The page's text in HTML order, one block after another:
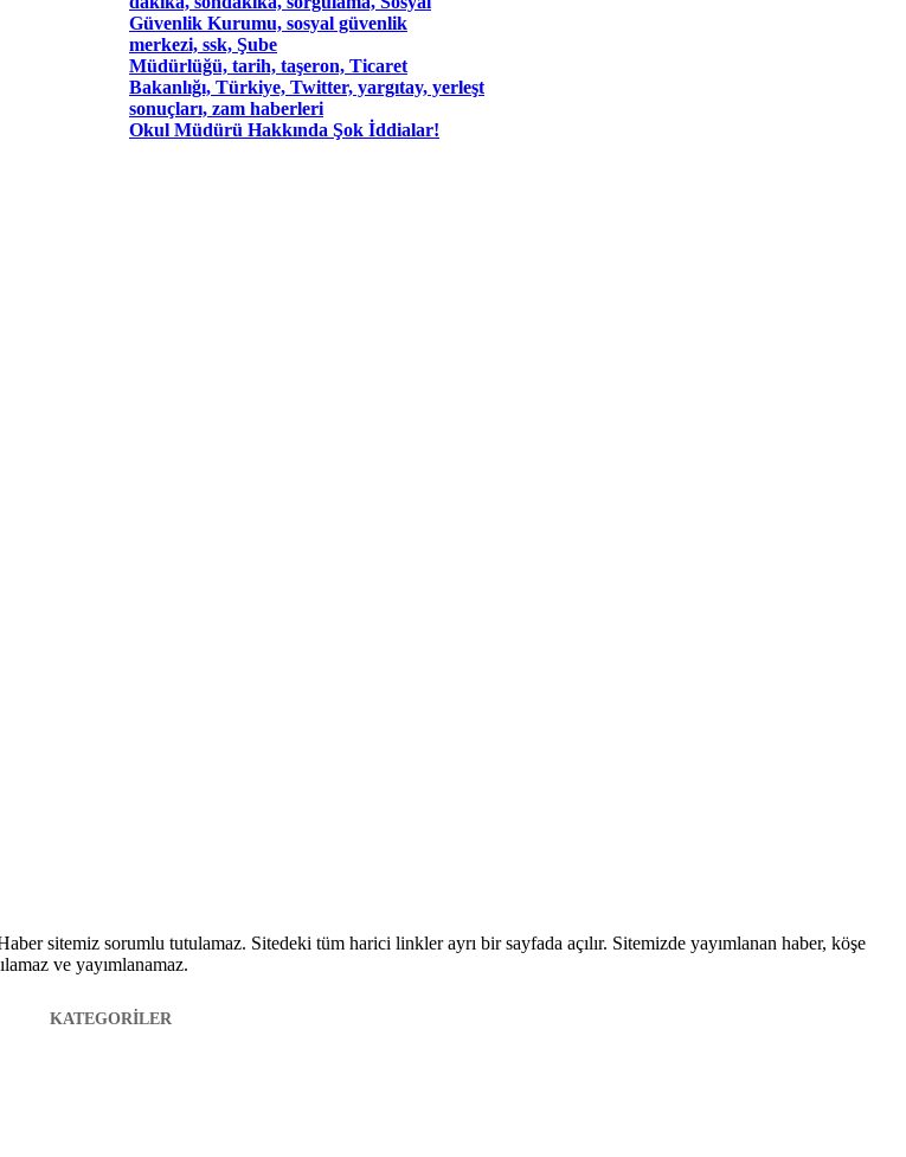
Güvenlik Kurumu, sosyal güvenlik
merkezi, ssk, Şube
Müdürlüğü, tarih, taşeron, Ticaret
Bakanlığı, Türkiye, Twitter, yargıtay, yerleştirme
sonuçları, zam haberleri
Okul Müdürü Hakkında Şok İddialar!
sitemiz sorumlu tutulamaz. Sitedeki tüm harici linkler ayrı bir sayfada açılır. Sitemizde yayımlanan haber, köşe
ve yayımlanamaz.
KATEGORİLER